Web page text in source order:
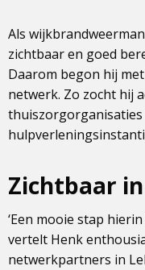
Als
zichtbaar en goed
Daarom begon hij
netwerk. Zo zocht hij
thuiszorgorganisaties
Zichtbaar
‘Een mooie stap
vertelt Henk
netwerkpartners in